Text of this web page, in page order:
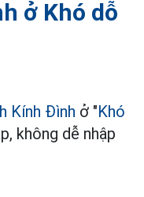
ở Khó dỗ
Kính Đình ở "Khó
không dễ nhập